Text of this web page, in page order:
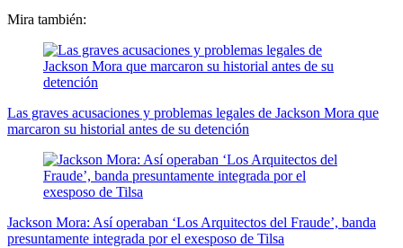
Mira también:
Las graves acusaciones y problemas legales de Jackson Mora que
marcaron su historial antes de su detención
Jackson Mora: Así operaban ‘Los Arquitectos del Fraude’, banda
presuntamente integrada por el exesposo de Tilsa